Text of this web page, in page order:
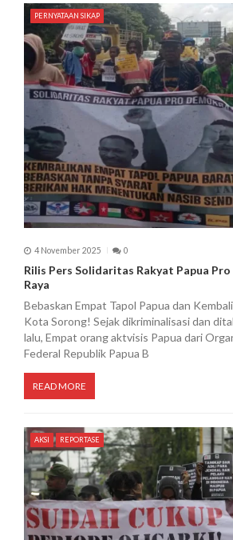
PERNYATAAN SIKAP
4 November 2025 0
Rilis Pers Solidaritas Rakyat Papua
Raya
Bebaskan Empat Tapol Papua dan
Kota Sorong! Sejak dikriminalisasi dan
lalu, Empat orang aktvisis Papua dari
Federal Republik Papua B
READ MORE
AKSI REPORTASE